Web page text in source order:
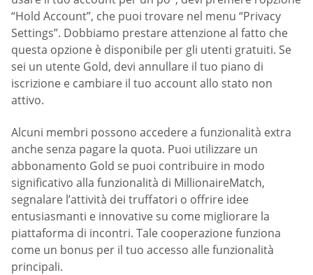
“Hold Account”, che puoi trovare nel menu “Privacy
Settings”. Dobbiamo prestare attenzione al fatto che
questa opzione è disponibile per gli utenti gratuiti. Se
sei un utente Gold, devi annullare il tuo piano di
iscrizione e cambiare il tuo account allo stato non
attivo.
Alcuni membri possono accedere a funzionalità extra
anche senza pagare la quota. Puoi utilizzare un
abbonamento Gold se puoi contribuire in modo
significativo alla funzionalità di MillionaireMatch,
segnalare l’attività dei truffatori o offrire idee
entusiasmanti e innovative su come migliorare la
piattaforma di incontri. Tale cooperazione funziona
come un bonus per il tuo accesso alle funzionalità
principali.